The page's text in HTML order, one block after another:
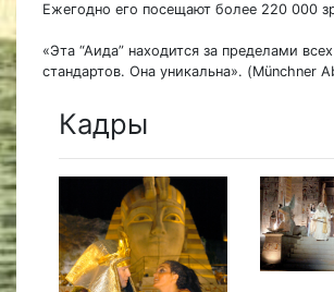
Ежегодно его посещают более 220 000
«Эта “Аида” находится за пределами
стандартов. Она уникальна». (Münchner
Кадры